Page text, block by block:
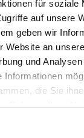
für soziale
auf unsere
geben wir
Website an
und
Informationen
die Sie
oder an
ihrer
sie auch
auf dem MP
Standart.